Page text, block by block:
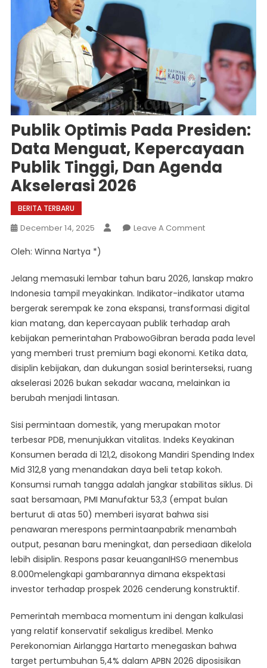
Publik Optimis Pada Presiden:
Data Menguat, Kepercayaan
Publik Tinggi, Dan Agenda
Akselerasi 2026
BERITA TERBARU
December 14, 2025 Leave A CommentOn
Presiden:
Data
Menguat,
Kepercayaan
Publik
Tinggi,
Dan
Agenda
Oleh: Winna Nartya *)
Jelang memasuki lembar tahun baru 2026, lanskap makro
Indonesia tampil meyakinkan. Indikator-indikator utama
bergerak serempak ke zona ekspansi, transformasi digital
kian matang, dan kepercayaan publik terhadap arah
kebijakan pemerintahan PrabowoGibran berada pada level
yang memberi trust premium bagi ekonomi. Ketika data,
disiplin kebijakan, dan dukungan sosial berinterseksi, ruang
akselerasi 2026 bukan sekadar wacana, melainkan ia
berubah menjadi lintasan.
Sisi permintaan domestik, yang merupakan motor
terbesar PDB, menunjukkan vitalitas. Indeks Keyakinan
Konsumen berada di 121,2, disokong Mandiri Spending Index
Mid 312,8 yang menandakan daya beli tetap kokoh.
Konsumsi rumah tangga adalah jangkar stabilitas siklus. Di
saat bersamaan, PMI Manufaktur 53,3 (empat bulan
berturut di atas 50) memberi isyarat bahwa sisi
penawaran merespons permintaanpabrik menambah
output, pesanan baru meningkat, dan persediaan dikelola
lebih disiplin. Respons pasar keuanganIHSG menembus
8.000melengkapi gambarannya dimana ekspektasi
investor terhadap prospek 2026 cenderung konstruktif.
Pemerintah membaca momentum ini dengan kalkulasi
yang relatif konservatif sekaligus kredibel. Menko
Perekonomian Airlangga Hartarto menegaskan bahwa
target pertumbuhan 5,4% dalam APBN 2026 diposisikan